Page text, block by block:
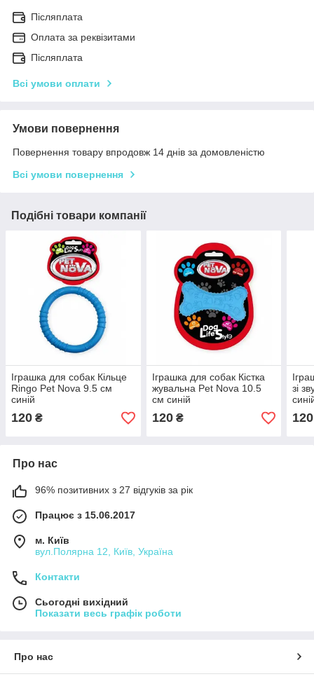
Післяплата
Оплата за реквізитами
Післяплата
Всі умови оплати
Умови повернення
Повернення товару впродовж 14 днів за домовленістю
Всі умови повернення
Подібні товари компанії
Іграшка для собак Кільце
Ringo Pet Nova 9.5 см
синій
120 ₴
Іграшка для собак Кістка
жувальна Pet Nova 10.5
см синій
120₴
зі
120
Про нас
96% позитивних з 27 відгуків за рік
Працює з 15.06.2017
м. Київ
вул.Полярна 12, Київ, Україна
Контакти
Сьогодні вихідний
Показати весь графік роботи
Про нас